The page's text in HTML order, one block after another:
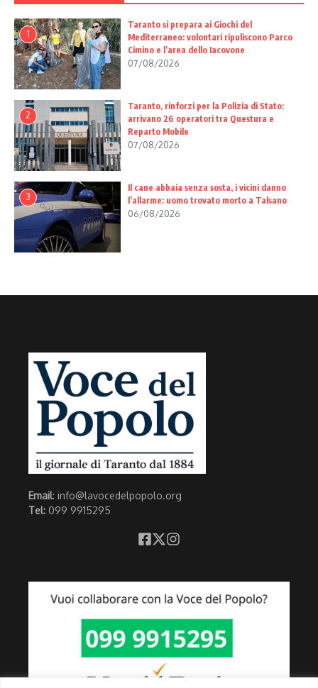
1
Taranto si prepara ai Giochi del
Mediterraneo: volontari ripuliscono Parco
Cimino e l’area dello Iacovone
07/08/2026
2
Taranto, rinforzi per la Polizia di Stato:
arrivano 26 operatori tra Questura e
Reparto Mobile
07/08/2026
3
Il cane abbaia senza sosta, i vicini danno
l’allarme: uomo trovato morto a Talsano
06/08/2026
Email: info@lavocedelpopolo.org
Tel: 099 9915295